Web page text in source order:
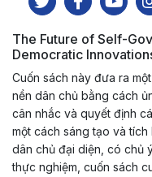
The Future of Self-
Democratic
Cuốn sách này đưa ra
nền dân chủ bằng cách
cân nhắc và quyết định
một cách sáng tạo và
dân chủ đại diện, có chủ
thực nghiệm, cuốn sách